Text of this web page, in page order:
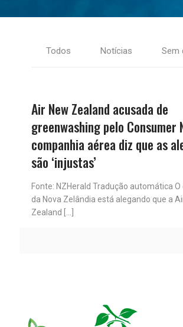
Todos Notícias Sem
Air New Zealand acusada de
greenwashing pelo Consumer
companhia aérea diz que as
são ‘injustas’
Fonte: NZHerald Tradução automática
da Nova Zelândia está alegando que a
Zealand